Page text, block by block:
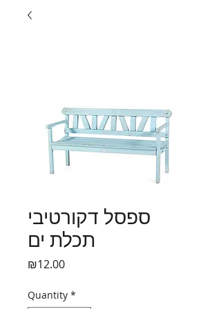
ספסל דקורטיבי
תכלת ים
₪12.00Price
Quantity *